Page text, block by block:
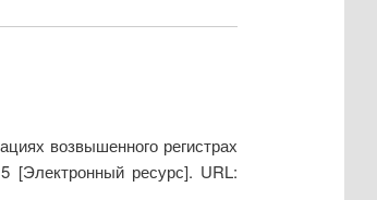
возвышенного регистрах
[Электронный ресурс]. URL: